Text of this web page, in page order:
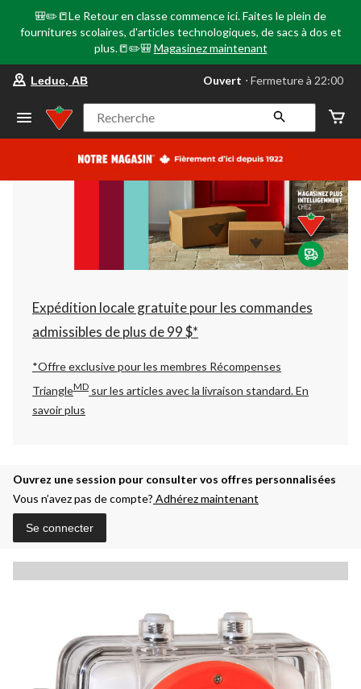
🎒✏️📒Le Retour en classe commence ici. Faites le plein de
fournitures scolaires, d'articles technologiques, de sacs à dos et
plus.📒✏️🎒 Magasinez maintenant
votre
préféré
Leduc,
AB,
courament
Fermeture
à
22:00
cliquer
pour
changer
Leduc, AB Ouvert ⋅ Fermeture à 22:00
Recherche
Expédition locale gratuite pour les commandes
admissibles de plus de 99 $*
*Offre exclusive pour les membres Récompenses
TriangleMD sur les articles avec la livraison standard.En
savoir plus
Ouvrez une session pour consulter vos offres personnalisées
Vous n’avez pas de compte? Adhérez maintenant
Se connecter